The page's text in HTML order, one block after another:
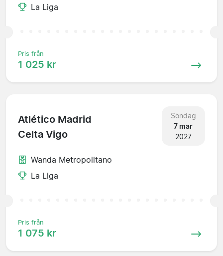
La Liga
Pris från
1 025 kr
Atlético Madrid
Celta Vigo
Söndag
7 mar
2027
Wanda Metropolitano
La Liga
Pris från
1 075 kr